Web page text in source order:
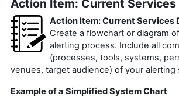
Action Item: Current Services
Action Item: Current Services
Create a flowchart or diagram
alerting process. Include all
(processes, tools, systems,
venues, target audience) of your alerting
Example of a Simplified System Chart